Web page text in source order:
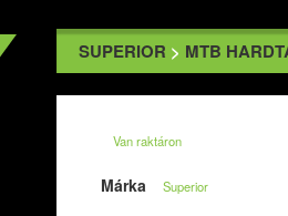
SUPERIOR > MTB
Van raktáron
Márka Superior